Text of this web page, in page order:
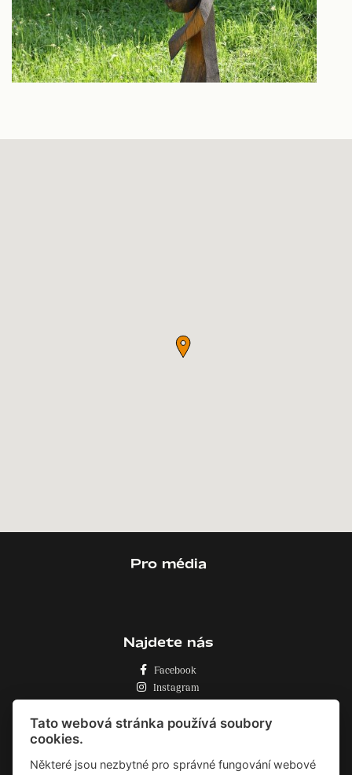
Pro média
Najdete nás
Facebook
Instagram
Zásady o používání cookies
Tato webová stránka používá soubory
cookies.
Některé jsou nezbytné pro správné fungování webové